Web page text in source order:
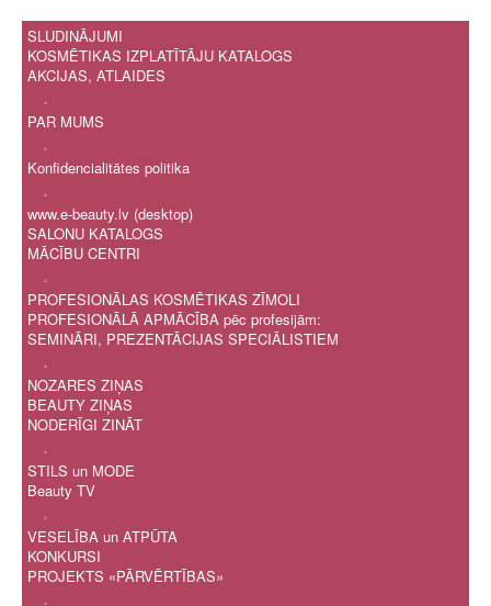
SLUDINĀJUMI
KOSMĒTIKAS IZPLATĪTĀJU KATALOGS
AKCIJAS, ATLAIDES
.
PAR MUMS
.
Konfidencialitātes politika
.
www.e-beauty.lv (desktop)
SALONU KATALOGS
MĀCĪBU CENTRI
.
PROFESIONĀLAS KOSMĒTIKAS ZĪMOLI
PROFESIONĀLĀ APMĀCĪBA pēc profesijām:
SEMINĀRI, PREZENTĀCIJAS SPECIĀLISTIEM
.
NOZARES ZIŅAS
BEAUTY ZIŅAS
NODERĪGI ZINĀT
.
STILS un MODE
Beauty TV
.
VESELĪBA un ATPŪTA
KONKURSI
PROJEKTS «PĀRVĒRTĪBAS»
.